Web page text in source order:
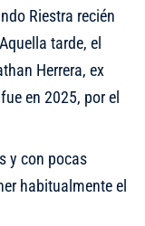
Riestra recién
tarde, el
Herrera, ex
en 2025, por el
y con pocas
habitualmente el